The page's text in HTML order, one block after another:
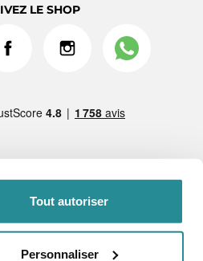
Tout autoriser
Personnaliser
LE SHOP